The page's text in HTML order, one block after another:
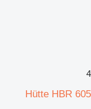
4
Hütte HBR 605